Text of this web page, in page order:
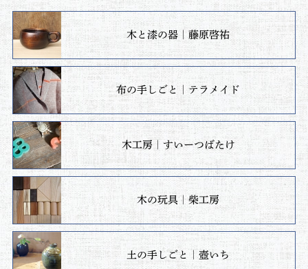
木と漆の器｜藤原啓祐
布の手しごと｜テラメイド
木工房｜すいーつばたけ
木の玩具｜柴工房
土の手しごと｜壺いち